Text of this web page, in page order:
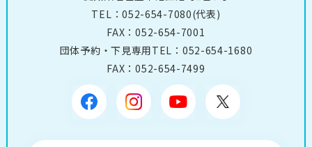
TEL：052-654-7080(代表)
FAX：052-654-7001
団体予約・下見専用TEL： 052-654-1680
FAX：052-654-7499